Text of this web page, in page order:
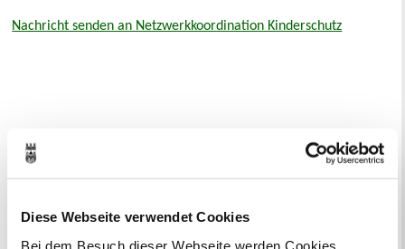
Diese Webseite verwendet Cookies
Bei dem Besuch dieser Webseite werden Cookies
Nachricht senden an Netzwerkkoordination Kinderschutz
Ihr Kontakt zur Stadtverwaltung